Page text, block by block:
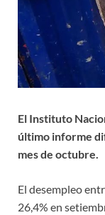
El Instituto
último informe
mes de octubre.
El desempleo
26,4% en